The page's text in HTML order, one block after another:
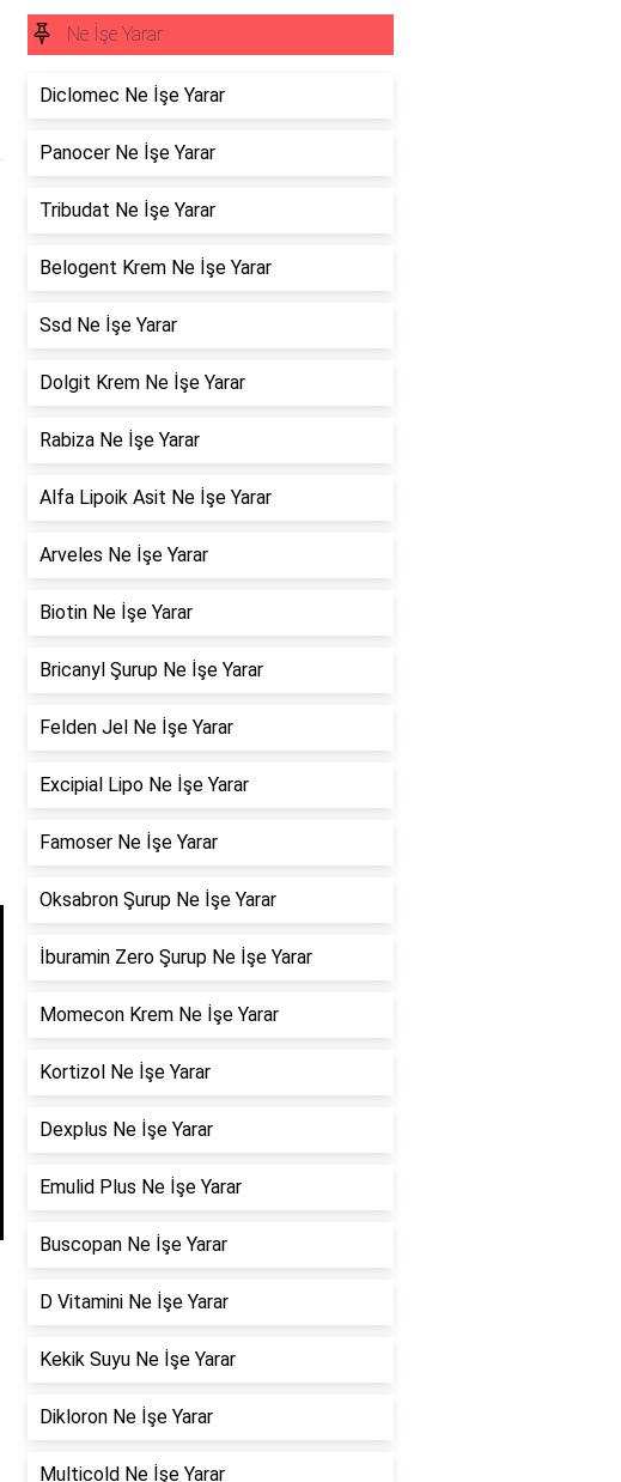
Ne İşe Yarar
Diclomec Ne İşe Yarar
Panocer Ne İşe Yarar
Tribudat Ne İşe Yarar
Belogent Krem Ne İşe Yarar
Ssd Ne İşe Yarar
Dolgit Krem Ne İşe Yarar
Rabiza Ne İşe Yarar
Alfa Lipoik Asit Ne İşe Yarar
Arveles Ne İşe Yarar
Biotin Ne İşe Yarar
Bricanyl Şurup Ne İşe Yarar
Felden Jel Ne İşe Yarar
Excipial Lipo Ne İşe Yarar
Famoser Ne İşe Yarar
Oksabron Şurup Ne İşe Yarar
İburamin Zero Şurup Ne İşe Yarar
Momecon Krem Ne İşe Yarar
Kortizol Ne İşe Yarar
Dexplus Ne İşe Yarar
Emulid Plus Ne İşe Yarar
Buscopan Ne İşe Yarar
D Vitamini Ne İşe Yarar
Kekik Suyu Ne İşe Yarar
Dikloron Ne İşe Yarar
Multicold Ne İşe Yarar